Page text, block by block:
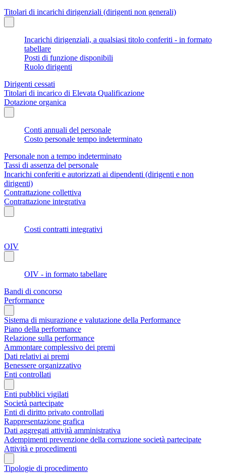
Titolari di incarichi dirigenziali (dirigenti non generali)
Incarichi dirigenziali, a qualsiasi titolo conferiti - in formato
tabellare
Posti di funzione disponibili
Ruolo dirigenti
Dirigenti cessati
Titolari di incarico di Elevata Qualificazione
Dotazione organica
Conti annuali del personale
Costo personale tempo indeterminato
Personale non a tempo indeterminato
Tassi di assenza del personale
Incarichi conferiti e autorizzati ai dipendenti (dirigenti e non
dirigenti)
Contrattazione collettiva
Contrattazione integrativa
Costi contratti integrativi
OIV
OIV - in formato tabellare
Bandi di concorso
Performance
Sistema di misurazione e valutazione della Performance
Piano della performance
Relazione sulla performance
Ammontare complessivo dei premi
Dati relativi ai premi
Benessere organizzativo
Enti controllati
Enti pubblici vigilati
Società partecipate
Enti di diritto privato controllati
Rappresentazione grafica
Dati aggregati attività amministrativa
Adempimenti prevenzione della corruzione società partecipate
Attività e procedimenti
Tipologie di procedimento